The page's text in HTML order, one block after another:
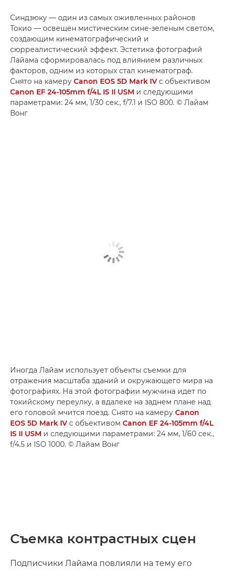
Синдзюку — один из самых оживленных районов
Токио — освещен мистическим сине-зеленым светом,
создающим кинематографический и
сюрреалистический эффект. Эстетика фотографий
Лайама сформировалась под влиянием различных
факторов, одним из которых стал кинематограф.
Снято на камеру Canon EOS 5D Mark IV с объективом
Canon EF 24-105mm f/4L IS II USM и следующими
параметрами: 24 мм, 1/30 сек., f/7.1 и ISO 800. © Лайам
Вонг
Иногда Лайам использует объекты съемки для
отражения масштаба зданий и окружающего мира на
фотографиях. На этой фотографии мужчина идет по
токийскому переулку, а вдалеке на заднем плане над
его головой мчится поезд. Снято на камеру Canon
EOS 5D Mark IV с объективом Canon EF 24-105mm f/4L
IS II USM и следующими параметрами: 24 мм, 1/60 сек.,
f/4.5 и ISO 1000. © Лайам Вонг
Съемка контрастных сцен
Подписчики Лайама повлияли на тему его